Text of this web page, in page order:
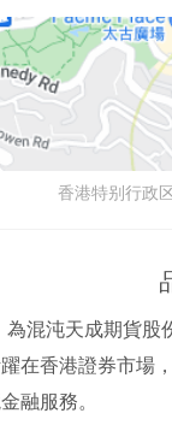
香港特别行政
混沌天成期貨
在香港證券市場
融服務。